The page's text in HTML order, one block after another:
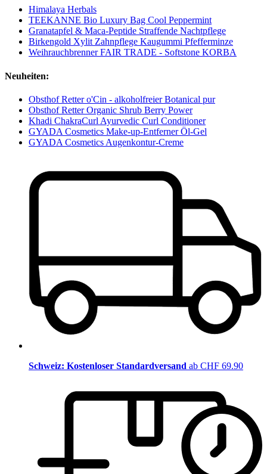
Himalaya Herbals
TEEKANNE Bio Luxury Bag Cool Peppermint
Granatapfel & Maca-Peptide Straffende Nachtpflege
Birkengold Xylit Zahnpflege Kaugummi Pfefferminze
Weihrauchbrenner FAIR TRADE - Softstone KORBA
Neuheiten:
Obsthof Retter o'Cin - alkoholfreier Botanical pur
Obsthof Retter Organic Shrub Berry Power
Khadi ChakraCurl Ayurvedic Curl Conditioner
GYADA Cosmetics Make-up-Entferner Öl-Gel
GYADA Cosmetics Augenkontur-Creme
Schweiz: Kostenloser Standardversand ab CHF 69.90